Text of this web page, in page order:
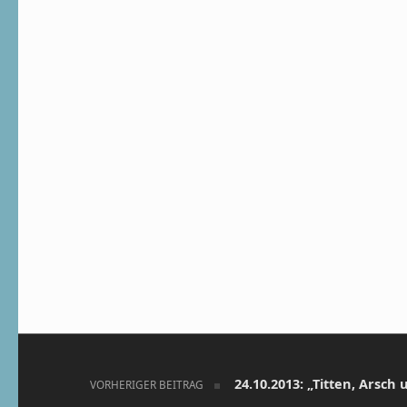
Beitragsnavigation
VORHERIGER BEITRAG 24.10.2013: „Titten, Arsch